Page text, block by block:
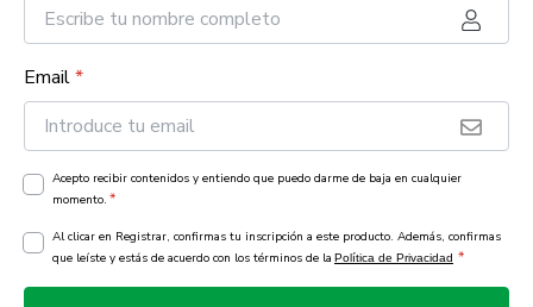
Email*
Acepto recibir contenidos y entiendo que puedo darme de baja en cualquier
momento. *
Al clicar en Registrar, confirmas tu inscripción a este producto. Además, confirmas
que leíste y estás de acuerdo con los términos de la Política de Privacidad *